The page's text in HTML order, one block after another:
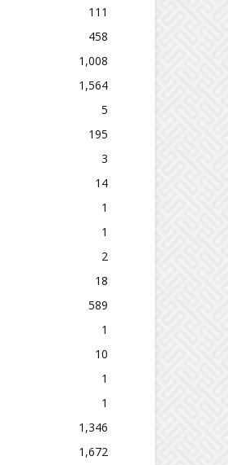
111
458
1,008
1,564
5
195
3
14
1
1
2
18
589
1
10
1
1
1,346
1,672